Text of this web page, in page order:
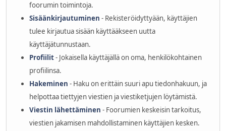
foorumin toimintoja.
Sisäänkirjautuminen - Rekisteröidyttyään, käyttäjien
tulee kirjautua sisään käyttääkseen uutta
käyttäjätunnustaan.
Profiilit- Jokaisella käyttäjällä on oma, henkilökohtainen
profiilinsa.
Hakeminen - Haku on erittäin suuri apu tiedonhakuun, ja
helpottaa tiettyjen viestien ja viestiketjujen löytämistä.
Viestin lähettäminen - Foorumien keskeisin tarkoitus,
viestien jakamisen mahdollistaminen käyttäjien kesken.